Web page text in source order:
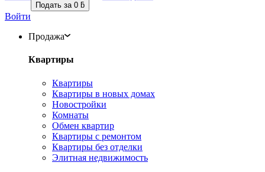
Подать за 0 ƃ
Войти
Продажа
Квартиры
Квартиры
Квартиры в новых домах
Новостройки
Комнаты
Обмен квартир
Квартиры с ремонтом
Квартиры без отделки
Элитная недвижимость